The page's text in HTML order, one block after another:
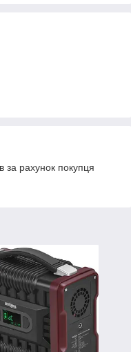
за рахунок покупця